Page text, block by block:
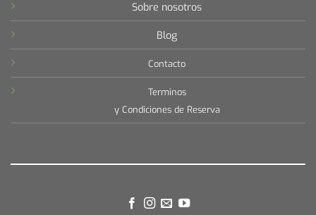
Sobre nosotros
Blog
Contacto
Terminos
y Condiciones de Reserva